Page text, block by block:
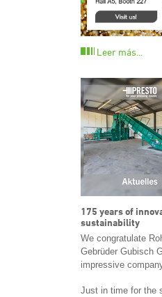
Leer más...
175 years of
sustainability
We congratulate
Gebrüder Gubisch
impressive
Just in time for the